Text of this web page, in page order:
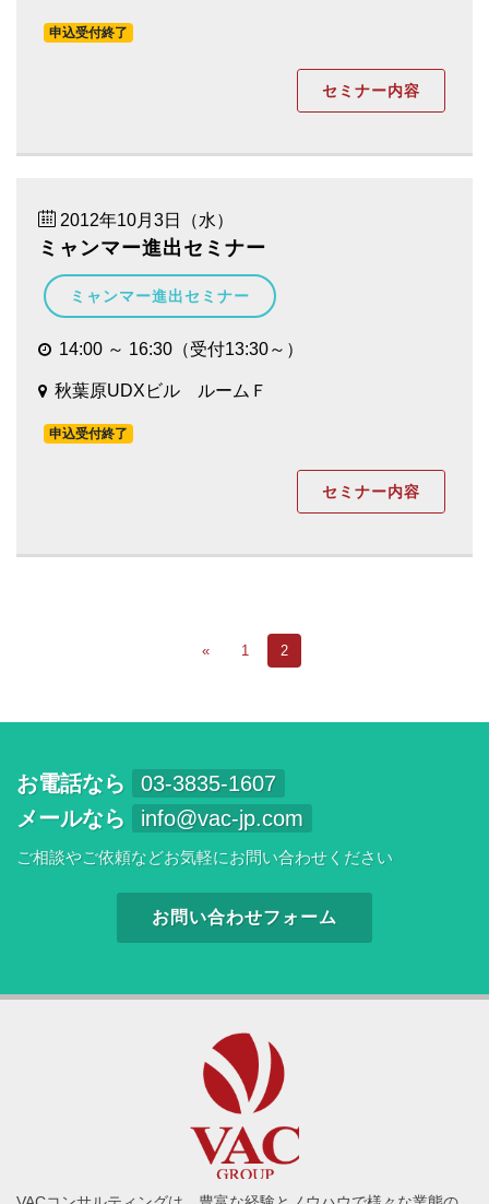
申込受付終了
セミナー内容
2012年10月3日（水）
ミャンマー進出セミナー
ミャンマー進出セミナー
14:00 ～ 16:30（受付13:30～）
秋葉原UDXビル ルームＦ
申込受付終了
セミナー内容
« 1 2
お電話なら
03-3835-1607
メールなら
info@vac-jp.com
ご相談やご依頼などお気軽にお問い合わせください
お問い合わせフォーム